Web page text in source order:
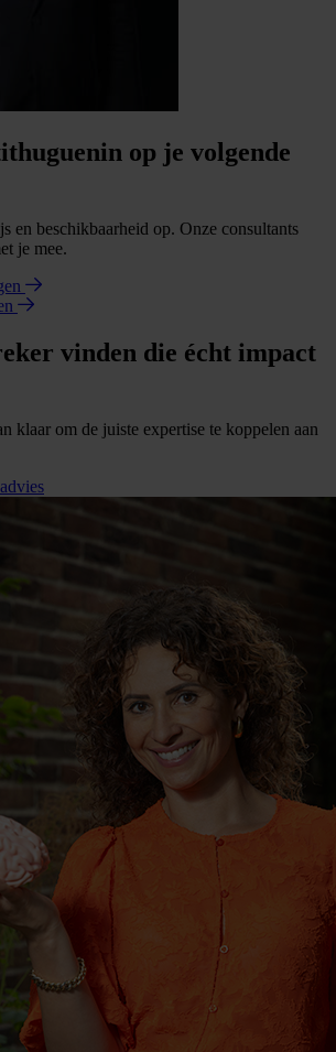
op je volgende
en beschikbaarheid op. Onze consultants
je mee.
vinden die écht impact
klaar om de juiste expertise te koppelen aan